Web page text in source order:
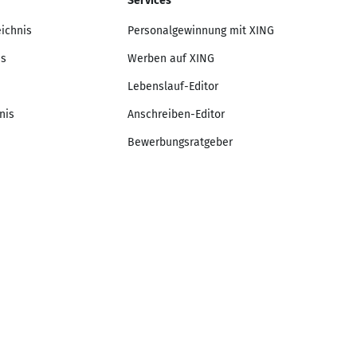
Personalgewinnung mit XING
Werben auf XING
Lebenslauf-Editor
Anschreiben-Editor
Bewerbungsratgeber